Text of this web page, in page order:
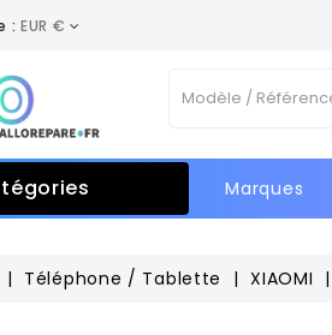
: EUR €
Marques
Téléphone / Tablette XIAOMI